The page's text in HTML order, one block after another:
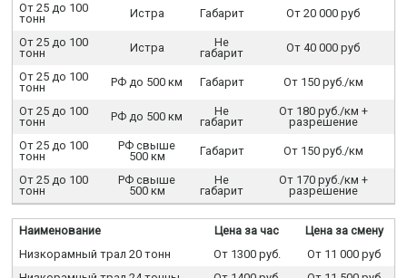
От 25 до 100
тонн
Истра Габарит От 20 000 руб
От 25 до 100
тонн
Истра
Не
габарит
От 40 000 руб
От 25 до 100
тонн
РФ до 500 км Габарит От 150 руб./км
От 25 до 100
тонн
РФ до 500 км
Не
габарит
От 180 руб./км +
разрешение
От 25 до 100
тонн
РФ свыше
500 км
Габарит От 150 руб./км
От 25 до 100
тонн
РФ свыше
500 км
Не
габарит
От 170 руб./км +
разрешение
Наименование Цена за час
Цена за смену
Низкорамный трал 20 тонн
От 1300 руб.
От 11 000 руб